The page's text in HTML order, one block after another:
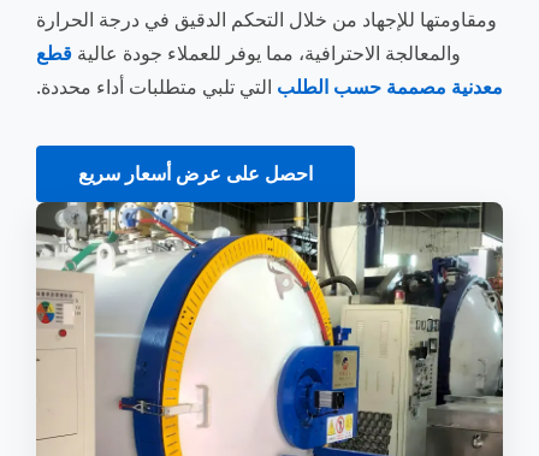
ومقاومتها للإجهاد من خلال التحكم الدقيق في درجة الحرارة
والمعالجة الاحترافية، مما يوفر للعملاء جودة عالية قطع
معدنية مصممة حسب الطلب التي تلبي متطلبات أداء محددة.
احصل على عرض أسعار سريع